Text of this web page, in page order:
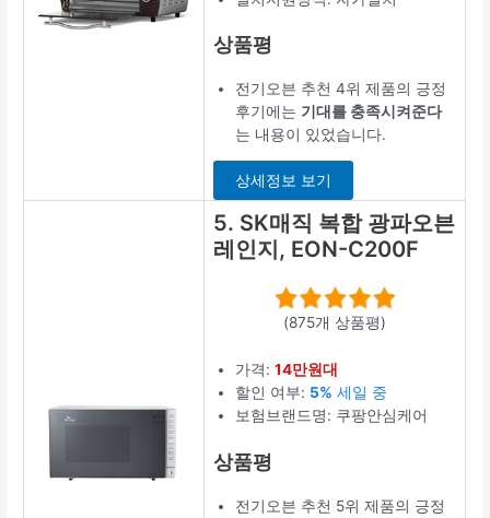
상품평
전기오븐 추천 4위 제품의 긍정
후기에는 기대를 충족시켜준다
는 내용이 있었습니다.
상세정보 보기
5. SK매직 복합 광파오븐
레인지, EON-C200F
(875개 상품평)
가격:14만원대
할인 여부: 5% 세일 중
보험브랜드명: 쿠팡안심케어
상품평
전기오븐 추천 5위 제품의 긍정